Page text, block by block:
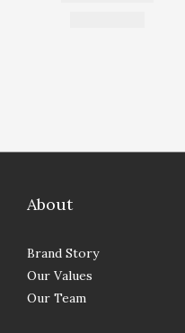
About
Brand Story
Our Values
Our Team